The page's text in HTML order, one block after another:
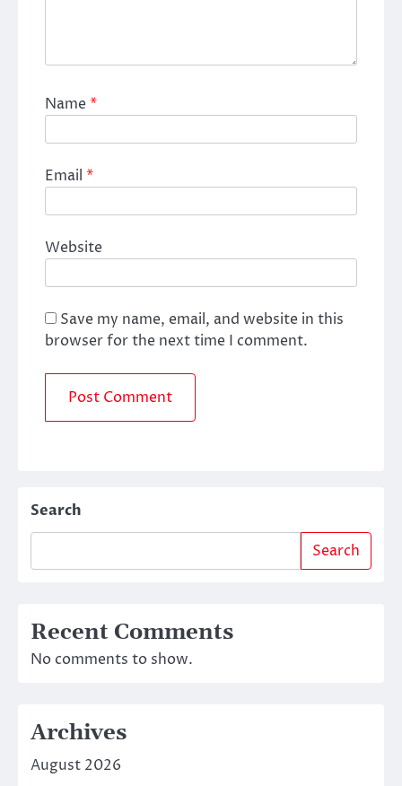
Name*
Email *
Website
Save my name, email, and website in this
browser for the next time I comment.
Search
Search
Recent Comments
No comments to show.
Archives
August 2026